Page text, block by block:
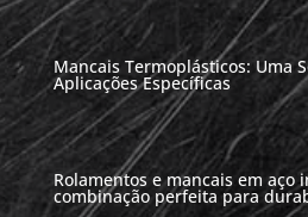
Mancais Termoplásticos: Uma
Aplicações Específicas
Rolamentos e mancais em aço
combinação perfeita para